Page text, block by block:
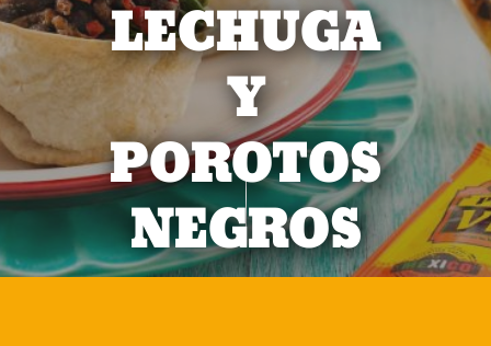
LECHUGA
Y
POROTOS
NEGROS